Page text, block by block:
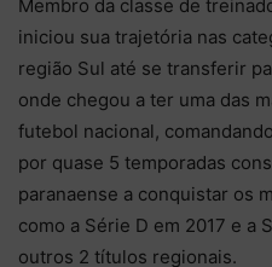
Membro da classe de
iniciou sua trajetória nas
região Sul até se transferir
onde chegou a ter uma das
futebol nacional,
por quase 5 temporadas
paranaense a conquistar os
como a Série D em 2017 e a
outros 2 títulos regionais.